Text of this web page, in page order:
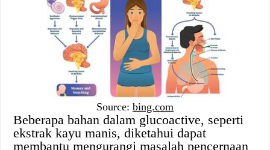
Source: bing.com
Beberapa bahan dalam glucoactive, seperti
ekstrak kayu manis, diketahui dapat
membantu mengurangi masalah pencernaan